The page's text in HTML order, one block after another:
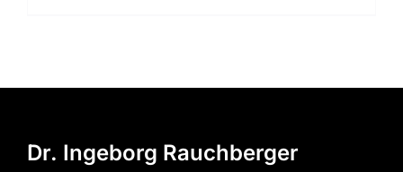
Dr. Ingeborg Rauchberger